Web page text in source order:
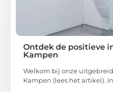
Ontdek de positieve
Kampen
Welkom bij onze
Kampen (lees het artikel).